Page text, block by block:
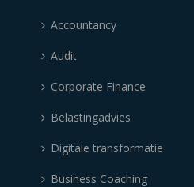
Accountancy
Audit
Corporate Finance
Belastingadvies
Digitale transformatie
Business Coaching